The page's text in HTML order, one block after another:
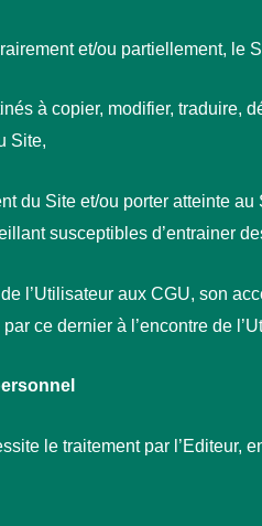
et/ou partiellement, le
à copier, modifier, traduire,
Site,
du Site et/ou porter atteinte
susceptibles d’entrainer
l’Utilisateur aux CGU, son
ce dernier à l’encontre de
le traitement par